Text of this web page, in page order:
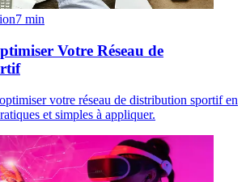
7 min
Votre Réseau de
votre réseau de distribution sportif en
et simples à appliquer.